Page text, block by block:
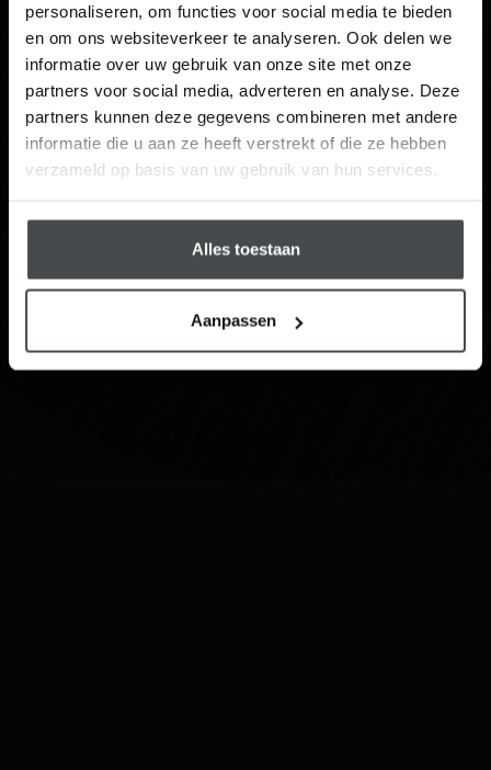
personaliseren, om functies voor social media te bieden
en om ons websiteverkeer te analyseren. Ook delen we
informatie over uw gebruik van onze site met onze
partners voor social media, adverteren en analyse. Deze
partners kunnen deze gegevens combineren met andere
informatie die u aan ze heeft verstrekt of die ze hebben
verzameld op basis van uw gebruik van hun services.
Alles toestaan
Aanpassen
This website is also available in English
Visit
Ontvang unieke wooninspiratie in je mailbox
Email
Schrijf me in